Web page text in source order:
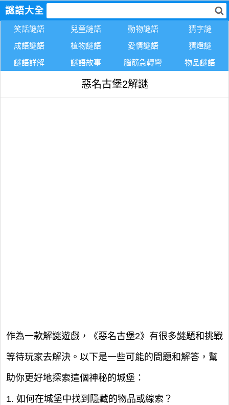
謎語大全
笑話謎語 兒童謎語 動物謎語
猜字謎
成語謎語
植物謎語 愛情謎語
猜燈謎
謎語詳解
謎語故事 腦筋急轉彎 物品謎語
惡名古堡2解謎
作為一款解謎遊戲，《惡名古堡2》有很多謎題和挑戰
等待玩家去解決。以下是一些可能的問題和解答，幫
助你更好地探索這個神秘的城堡：
1. 如何在城堡中找到隱藏的物品或線索？